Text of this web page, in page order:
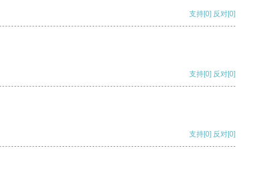
支持[0] 反对[0]
支持[0] 反对[0]
支持[0] 反对[0]